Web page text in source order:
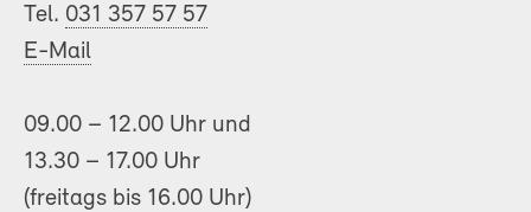
Tel. 031 357 57 57
E-Mail
09.00 – 12.00 Uhr und
13.30 – 17.00 Uhr
(freitags bis 16.00 Uhr)